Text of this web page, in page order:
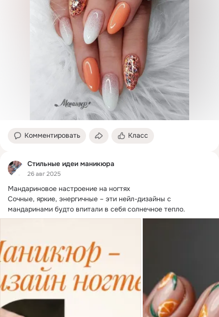
Комментировать Класс
Стильные идеи маникюра
26 авг 2025
Мандариновое настроение на ногтях
Сочные, яркие, энергичные – эти нейл-дизайны с
мандаринами будто впитали в себя солнечное тепло.